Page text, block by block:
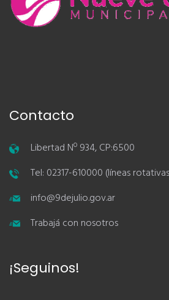
Contacto
Libertad Nº 934, CP:6500
Tel: 02317-610000 (líneas
info@9dejulio.gov.ar
Trabajá con nosotros
¡Seguinos!